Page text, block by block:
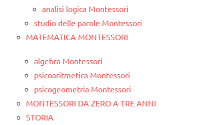
analisi logica Montessori
studio delle parole Montessori
MATEMATICA MONTESSORI
algebra Montessori
psicoaritmetica Montessori
psicogeometria Montessori
MONTESSORI DA ZERO A TRE ANNI
STORIA